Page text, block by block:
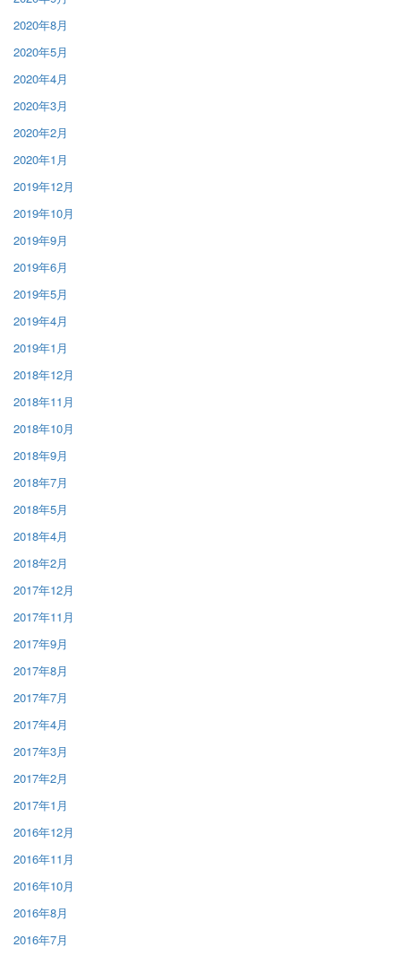
2020年8月
2020年5月
2020年4月
2020年3月
2020年2月
2020年1月
2019年12月
2019年10月
2019年9月
2019年6月
2019年5月
2019年4月
2019年1月
2018年12月
2018年11月
2018年10月
2018年9月
2018年7月
2018年5月
2018年4月
2018年2月
2017年12月
2017年11月
2017年9月
2017年8月
2017年7月
2017年4月
2017年3月
2017年2月
2017年1月
2016年12月
2016年11月
2016年10月
2016年8月
2016年7月